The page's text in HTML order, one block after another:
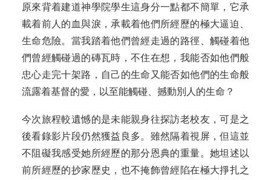
原來背着建道神學院學生這身分一點都不簡單，它承
載着前人的血與淚，承載着他們所經歷的極大逼迫、
生命危險。當我踏着他們曾經走過的路徑、觸碰着他
們曾經觸碰過的磚瓦時，不住在想，我能否如他們般
忠心走完十架路，自己的生命又能否如他們的生命般
流露着基督的愛，以至能觸碰、撼動別人的生命？
今次旅程較遺憾的是未能親身往探訪老校友，可是之
後看錄影片段仍然獲益良多。雖然隔着視屏，但這並
不阻礙我感受她所經歷的那分恩典的重量。她坦述以
前所經歷的抄家歷史，也不掩飾曾經陷在極大掙扎之